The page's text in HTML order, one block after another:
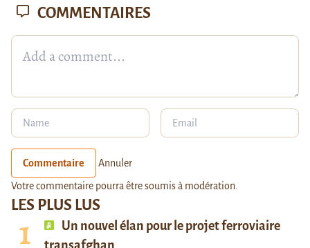
LES PLUS LUS
Un nouvel élan pour le projet ferroviaire
transafghan
COMMENTAIRES
Commentaire Annuler
Votre commentaire pourra être soumis à modération.